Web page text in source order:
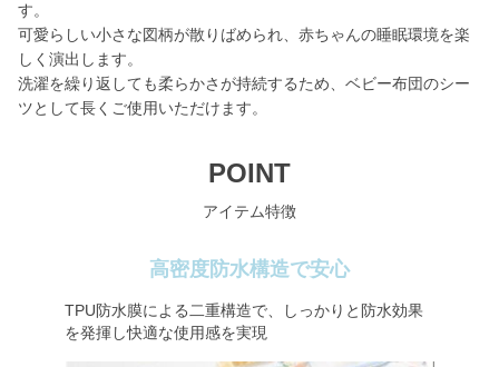
す。
可愛らしい小さな図柄が散りばめられ、赤ちゃんの睡眠環境を楽
しく演出します。
洗濯を繰り返しても柔らかさが持続するため、ベビー布団のシー
ツとして長くご使用いただけます。
POINT
アイテム特徴
高密度防水構造で安心
TPU防水膜による二重構造で、しっかりと防水効果
を発揮し快適な使用感を実現